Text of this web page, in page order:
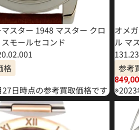
スター 1948 マスター クロ
モールセコンド
格
日時点の参考買取価格です
オメ
ル マ
参考